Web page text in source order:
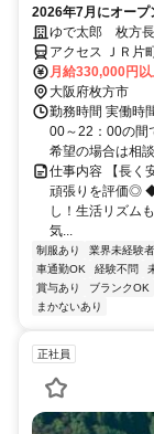
2026年7月にオー
経験でも安心◎深夜
ゆで太郎 枚方
アクセス ＪＲ片
Ｒ片町線〔学研
歩約44分 【車通
／長尾駅よりバ
月給330,000円
大阪府枚方市
勤務時間 実働時
00～22：00の間
希望の場合は相
仕事内容 【長く
頑張りを評価◎
し！生活リズム
気...
制服あり 業界未経験
車通勤OK
経験不問
賞与あり
ブランクOK
まかないあり
正社員